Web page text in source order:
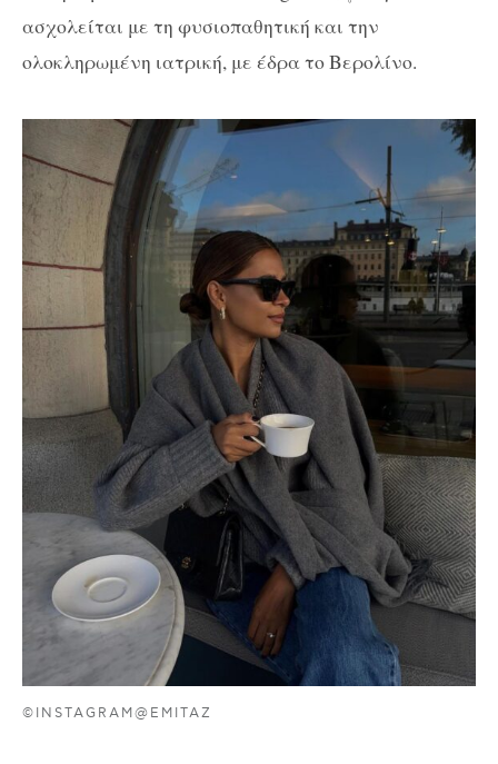
ασχολείται με τη φυσιοπαθητική και την
ολοκληρωμένη ιατρική, με έδρα το Βερολίνο.
©INSTAGRAM@EMITAZ